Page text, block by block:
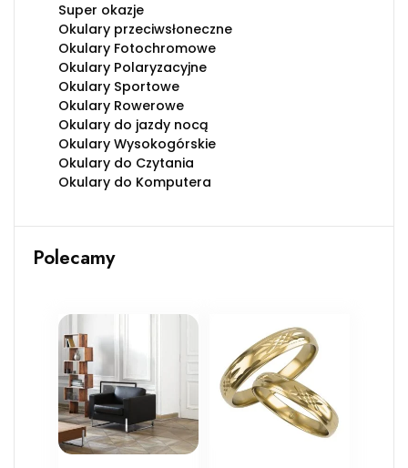
Super okazje
Okulary przeciwsłoneczne
Okulary Fotochromowe
Okulary Polaryzacyjne
Okulary Sportowe
Okulary Rowerowe
Okulary do jazdy nocą
Okulary Wysokogórskie
Okulary do Czytania
Okulary do Komputera
Polecamy